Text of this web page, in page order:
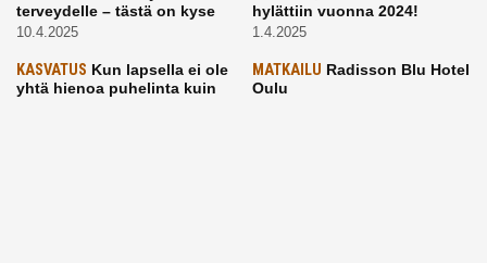
terveydelle – tästä on kyse
10.4.2025
hylättiin vuonna 2024!
1.4.2025
KASVATUS Kun lapsella ei ole
yhtä hienoa puhelinta kuin
MATKAILU Radisson Blu Hotel
Oulu